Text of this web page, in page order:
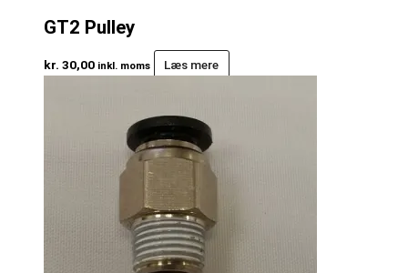
GT2 Pulley
kr. 30,00 inkl. moms Læs mere